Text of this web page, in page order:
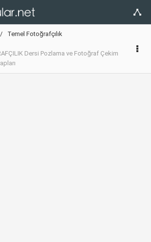
Temel Fotoğrafçılık
Dersi Pozlama ve Fotoğraf Çekim